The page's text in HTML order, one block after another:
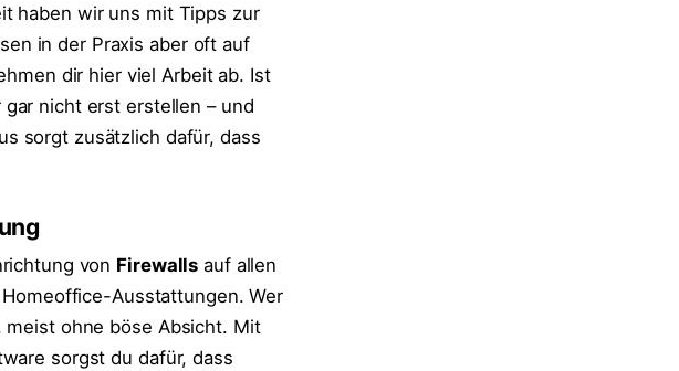
haben wir uns mit Tipps zur
in der Praxis aber oft auf
dir hier viel Arbeit ab. Ist
nicht erst erstellen – und
sorgt zusätzlich dafür, dass
von Firewalls auf allen
Ausstattungen. Wer
ohne böse Absicht. Mit
sorgst du dafür, dass